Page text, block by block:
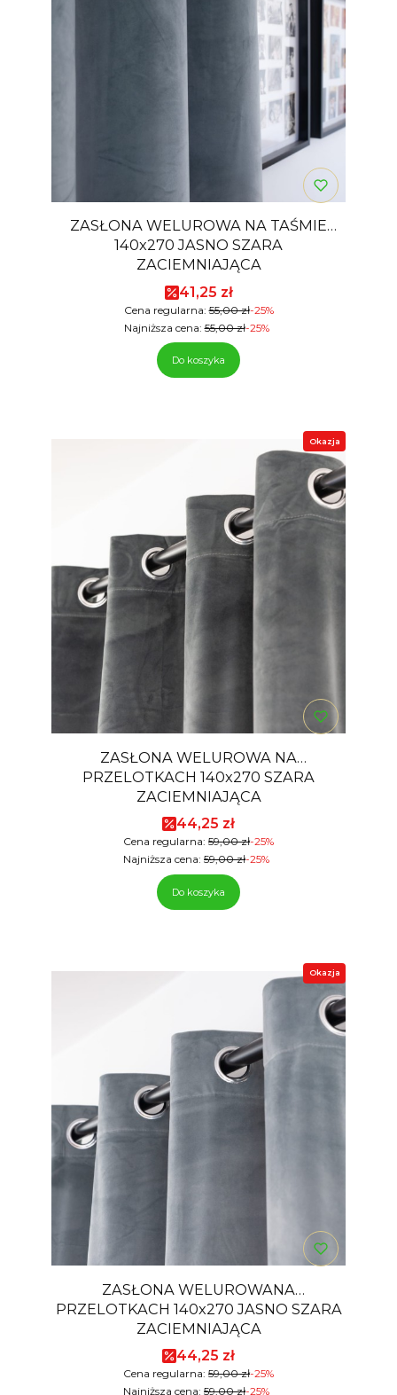
ZASŁONA WELUROWA NA TAŚMIE
140x270 JASNO SZARA
ZACIEMNIAJĄCA
Cena promocyjna
41,25 zł
Cena regularna: 55,00 zł-25%
Najniższa cena: 55,00 zł-25%
Do koszyka
Okazja
ZASŁONA WELUROWA NA
PRZELOTKACH 140x270 SZARA
ZACIEMNIAJĄCA
Cena promocyjna
44,25 zł
Cena regularna: 59,00 zł-25%
Najniższa cena: 59,00 zł-25%
Do koszyka
Okazja
ZASŁONA WELUROWANA
PRZELOTKACH 140x270 JASNO SZARA
ZACIEMNIAJĄCA
Cena promocyjna
44,25 zł
Cena regularna: 59,00 zł-25%
Najniższa cena: 59,00 zł-25%